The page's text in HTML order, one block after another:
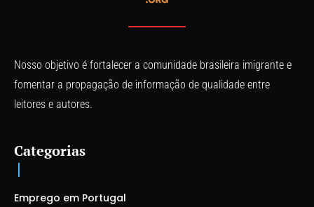
Nosso objetivo é fortalecer a comunidade brasileira imigrante e
fomentar a propagação de informação de qualidade entre
leitores e autores.
Categorias
Emprego em Portugal